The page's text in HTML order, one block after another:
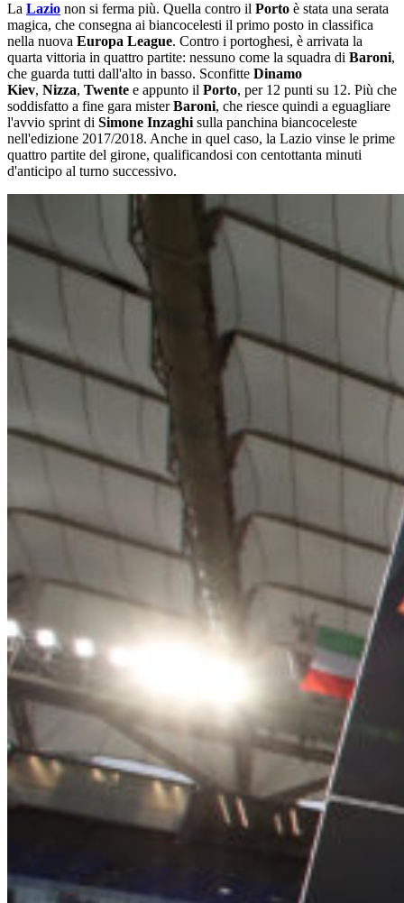
La Lazio non si ferma più. Quella contro il Porto è stata una serata
magica, che consegna ai biancocelesti il primo posto in classifica
nella nuova Europa League. Contro i portoghesi, è arrivata la
quarta vittoria in quattro partite: nessuno come la squadra di Baroni,
che guarda tutti dall'alto in basso. Sconfitte Dinamo
Kiev, Nizza, Twente e appunto il Porto, per 12 punti su 12. Più che
soddisfatto a fine gara misterBaroni, che riesce quindi a eguagliare
l'avvio sprint di Simone Inzaghi sulla panchina biancoceleste
nell'edizione 2017/2018. Anche in quel caso, la Lazio vinse le prime
quattro partite del girone, qualificandosi con centottanta minuti
d'anticipo al turno successivo.